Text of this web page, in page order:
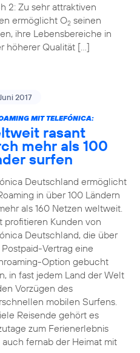
2: Zu sehr attraktiven
ermöglicht O2seinen
ihre Lebensbereiche in
höherer Qualität […]
2017
MIT TELEFÓNICA:
rasant
mehr als 100
surfen
Deutschland ermöglicht
in über 100 Ländern
als 160 Netzen weltweit.
profitieren Kunden von
Deutschland, die über
Vertrag eine
Option gebucht
in fast jedem Land der Welt
Vorzügen des
mobilen Surfens.
Reisende gehört es
zum Ferienerlebnis
auch fernab der Heimat mit